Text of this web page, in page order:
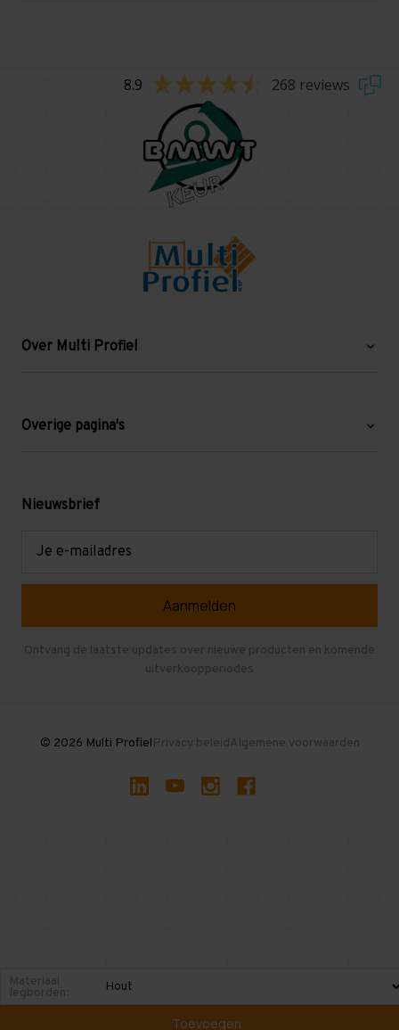
8.9 268 reviews
Over Multi Profiel
Blog
Levering en afhalen
Overige pagina's
Mezzanine
Gebruikte entresolvloeren
Nieuwsbrief
Ontvang de laatste updates over nieuwe producten en komende
uitverkoopperiodes
© 2026 Multi ProfielPrivacy beleidAlgemene voorwaarden
Materiaal
legborden:
Toevoegen